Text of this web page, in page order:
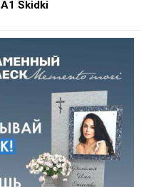
А1 Skidki